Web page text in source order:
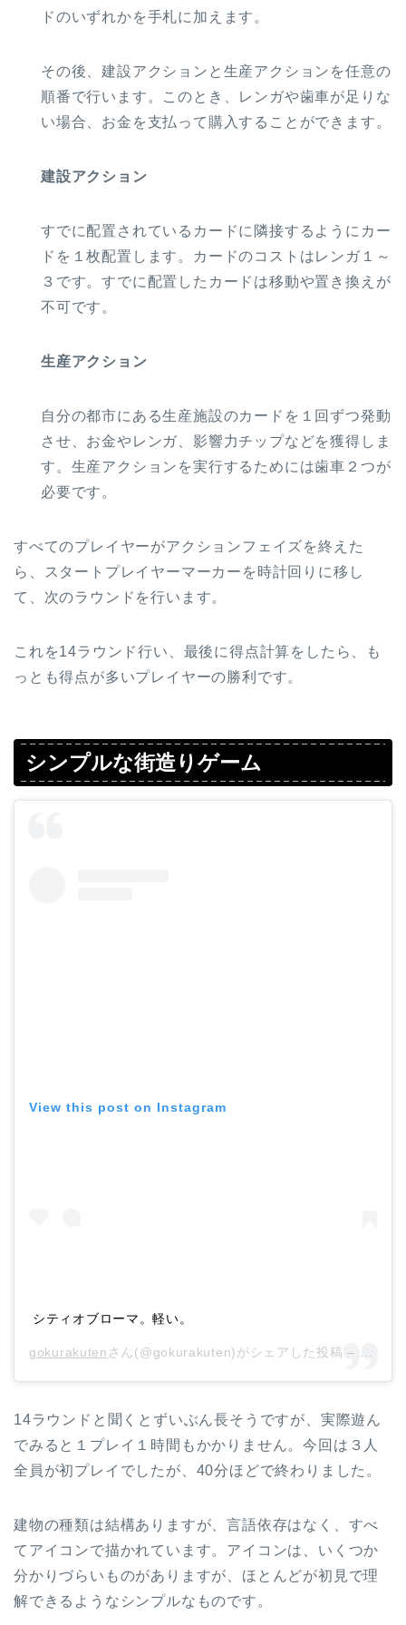
ドのいずれかを手札に加えます。
その後、建設アクションと生産アクションを任意の
順番で行います。このとき、レンガや歯車が足りな
い場合、お金を支払って購入することができます。
建設アクション
すでに配置されているカードに隣接するようにカー
ドを１枚配置します。カードのコストはレンガ１～
３です。すでに配置したカードは移動や置き換えが
不可です。
生産アクション
自分の都市にある生産施設のカードを１回ずつ発動
させ、お金やレンガ、影響力チップなどを獲得しま
す。生産アクションを実行するためには歯車２つが
必要です。
すべてのプレイヤーがアクションフェイズを終えた
ら、スタートプレイヤーマーカーを時計回りに移し
て、次のラウンドを行います。
これを14ラウンド行い、最後に得点計算をしたら、も
っとも得点が多いプレイヤーの勝利です。
シンプルな街造りゲーム
View this post on Instagram
シティオブローマ。軽い。
gokurakuten さん(@gokurakuten)がシェアした投稿 – 2018
14ラウンドと聞くとずいぶん長そうですが、実際遊ん
でみると１プレイ１時間もかかりません。今回は３人
全員が初プレイでしたが、40分ほどで終わりました。
建物の種類は結構ありますが、言語依存はなく、すべ
てアイコンで描かれています。アイコンは、いくつか
分かりづらいものがありますが、ほとんどが初見で理
解できるようなシンプルなものです。